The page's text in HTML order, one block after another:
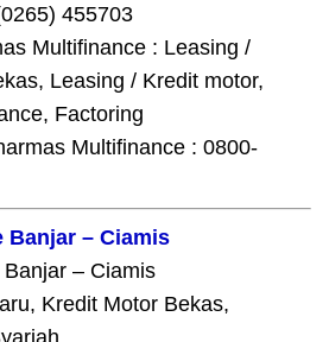
455703
Multifinance : Leasing /
Leasing / Kredit motor,
Factoring
Multifinance : 0800-
Banjar – Ciamis
– Ciamis
Kredit Motor Bekas,